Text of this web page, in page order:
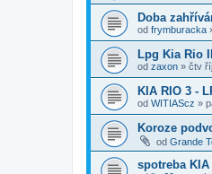
Doba
od frymburacka
Lpg Kia Rio
od zaxon » čtv
KIA RIO 3 -
od WITIAScz »
Koroze
od Grande
spotreba